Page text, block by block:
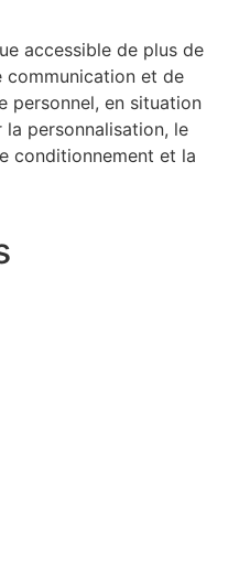
accessible de plus de
et de
personnel, en situation
personnalisation, le
conditionnement et la